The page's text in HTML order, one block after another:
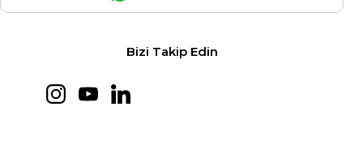
Bizi Takip Edin